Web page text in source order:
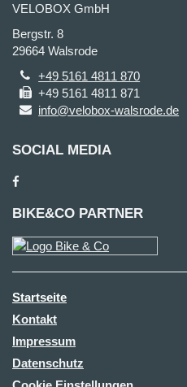
VELOBOX GmbH
Bergstr. 8
29664 Walsrode
+49 5161 4811 870
+49 5161 4811 871
info@velobox-walsrode.de
SOCIAL MEDIA
BIKE&CO PARTNER
Startseite
Kontakt
Impressum
Datenschutz